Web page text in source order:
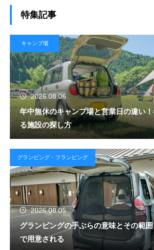
特集記事
キャンプ場
2026.08.06
年中無休のキャンプ場と営業日の違い
る施設の探し方
グランピング・フランピング
2026.08.05
グランピングの手ぶらの意味とその範
で用意される